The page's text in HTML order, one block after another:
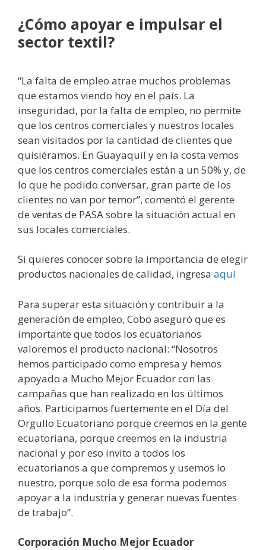
¿Cómo apoyar e impulsar el
sector textil?
“La falta de empleo atrae muchos problemas
que estamos viendo hoy en el país. La
inseguridad, por la falta de empleo, no permite
que los centros comerciales y nuestros locales
sean visitados por la cantidad de clientes que
quisiéramos. En Guayaquil y en la costa vemos
que los centros comerciales están a un 50% y, de
lo que he podido conversar, gran parte de los
clientes no van por temor”, comentó el gerente
de ventas de PASA sobre la situación actual en
sus locales comerciales.
Si quieres conocer sobre la importancia de elegir
productos nacionales de calidad, ingresa aquí
Para superar esta situación y contribuir a la
generación de empleo, Cobo aseguró que es
importante que todos los ecuatorianos
valoremos el producto nacional: “Nosotros
hemos participado como empresa y hemos
apoyado a Mucho Mejor Ecuador con las
campañas que han realizado en los últimos
años. Participamos fuertemente en el Día del
Orgullo Ecuatoriano porque creemos en la gente
ecuatoriana, porque creemos en la industria
nacional y por eso invito a todos los
ecuatorianos a que compremos y usemos lo
nuestro, porque solo de esa forma podemos
apoyar a la industria y generar nuevas fuentes
de trabajo”.
Corporación Mucho Mejor Ecuador